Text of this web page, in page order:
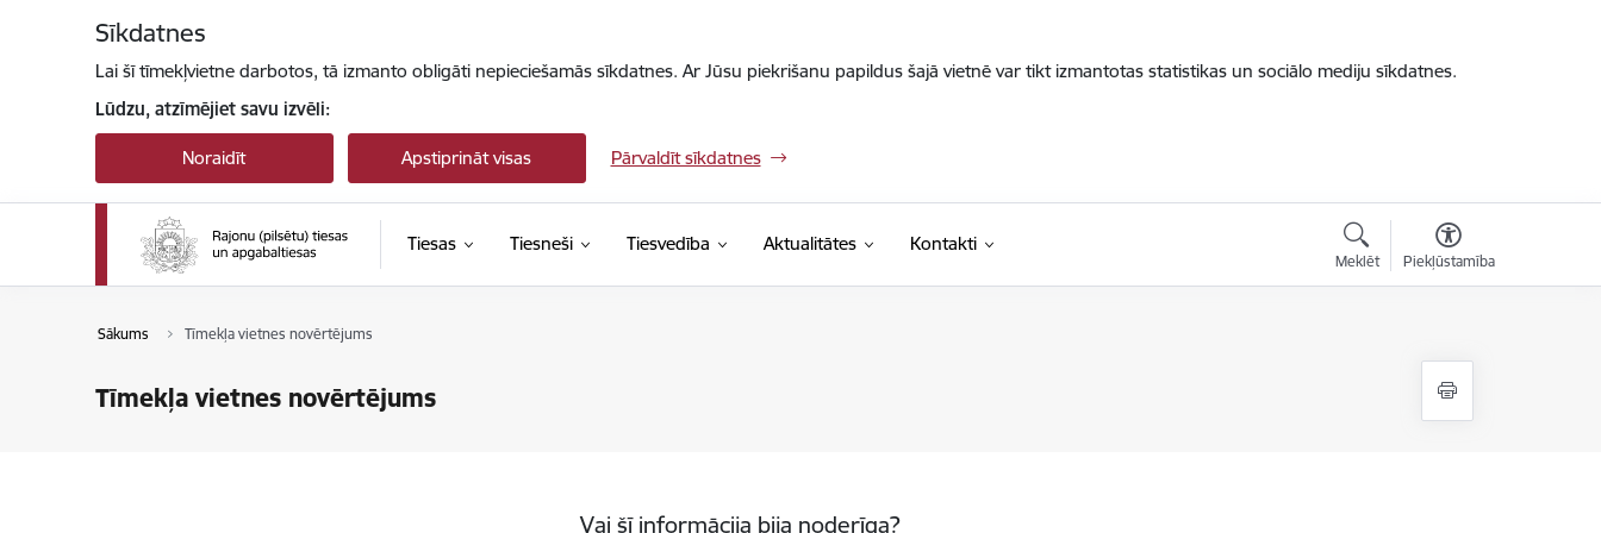
Sīkdatnes
Lai šī tīmekļvietne darbotos, tā izmanto obligāti nepieciešamās sīkdatnes. Ar Jūsu piekrišanu papildus šajā vietnē var tikt izmantotas statistikas un sociālo mediju sīkdatnes.
Lūdzu, atzīmējiet savu izvēli:
Noraidīt Apstiprināt visas Pārvaldīt sīkdatnes
Tiesas Tiesneši Tiesvedība Aktualitātes Kontakti
Meklēt Piekļūstamība
Sākums Tīmekļa vietnes novērtējums
Tīmekļa vietnes novērtējums
Vai šī informācija bija noderīga?